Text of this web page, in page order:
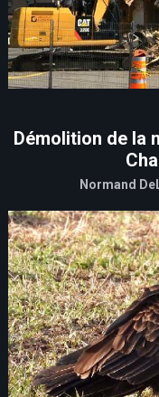
Démolition de la
Normand